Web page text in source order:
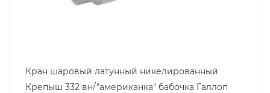
Кран шаровый латунный никелированный
Крепыш 332 вн/"американка" бабочка Галлоп